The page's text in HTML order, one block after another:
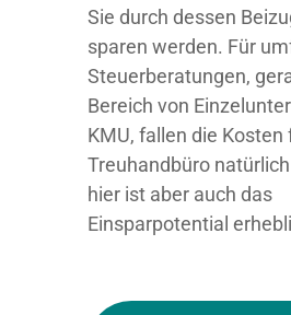
Sie durch dessen
sparen werden. Für
Steuerberatungen,
Bereich von
KMU, fallen die Kosten
Treuhandbüro
hier ist aber auch das
Einsparpotential